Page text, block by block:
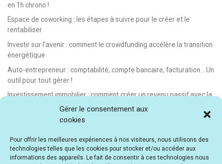
Gérer le consentement aux
cookies
Pour offrir les meilleures expériences à nos visiteurs, nous utilisons des
technologies telles que les cookies pour stocker et/ou accéder aux
informations des appareils. Le fait de consentir à ces technologies nous
en 1h chrono !
Espace de coworking : les étapes à suivre pour le créer et le
rentabiliser
Investir sur l’avenir : comment le crowdfunding accélère la transition
énergétique
Auto-entrepreneur : comptabilité, compte bancaire, facturation… Un
outil pour tout gérer !
Investissement immobilier : comment créer un revenu passif avec la
location saisonnière
E-learning : les meilleurs LMS gratuits et payants pour créer et
Idée de business en ligne automatisé : vendre des formations en e-
learning